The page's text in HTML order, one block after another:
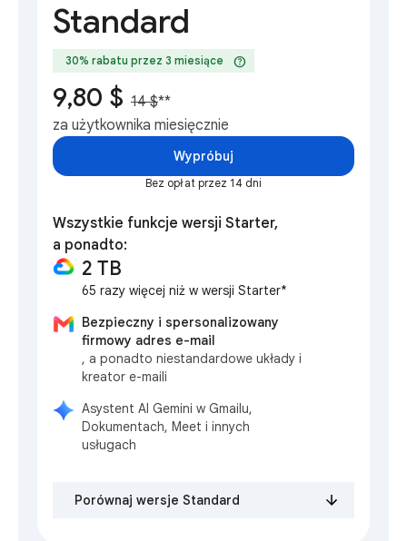
Standard
30% rabatu przez 3 miesiące help
9,80 $ 14 $**
za użytkownika miesięcznie
Wypróbuj
Bez opłat przez 14 dni
Wszystkie funkcje wersji Starter,
a ponadto:
2 TB
65 razy więcej niż w wersji Starter*
Bezpieczny i spersonalizowany
firmowy adres e-mail
, a ponadto niestandardowe układy i
kreator e-maili
Asystent AI Gemini w Gmailu,
Dokumentach, Meet i innych
usługach
Porównaj wersje Standard